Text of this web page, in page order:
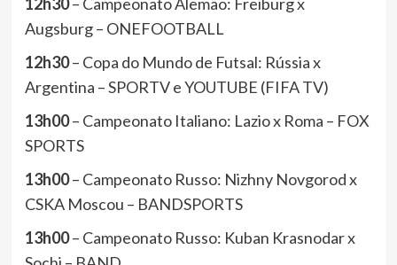
Augsburg – ONEFOOTBALL
12h30– Copa do Mundo de Futsal: Rússia x
Argentina – SPORTV e YOUTUBE (FIFA TV)
13h00– Campeonato Italiano: Lazio x Roma – FOX
SPORTS
13h00– Campeonato Russo: Nizhny Novgorod x
CSKA Moscou – BANDSPORTS
13h00– Campeonato Russo: Kuban Krasnodar x